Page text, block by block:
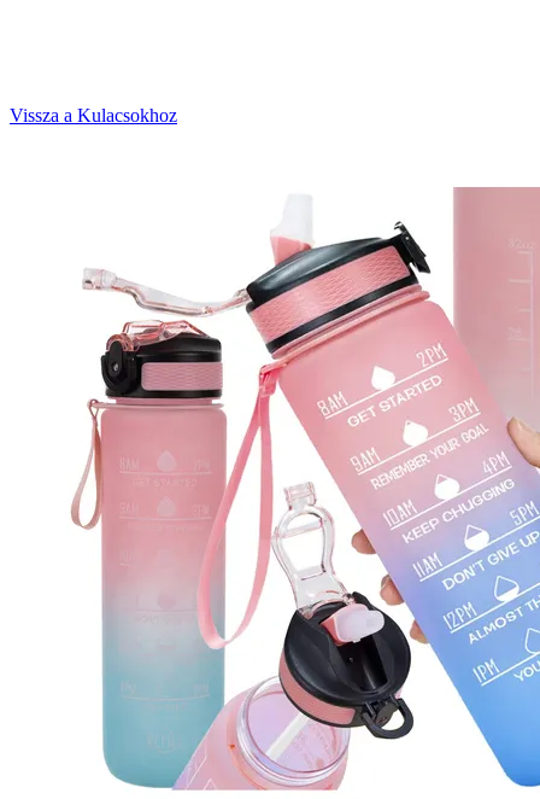
Vissza a Kulacsokhoz